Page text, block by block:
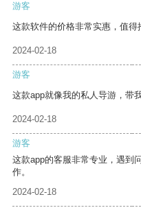
游客
这款软件的价格非常实惠，值得
2024-02-18
游客
这款app就像我的私人导游，带
2024-02-18
游客
这款app的客服非常专业，遇到
作。
2024-02-18